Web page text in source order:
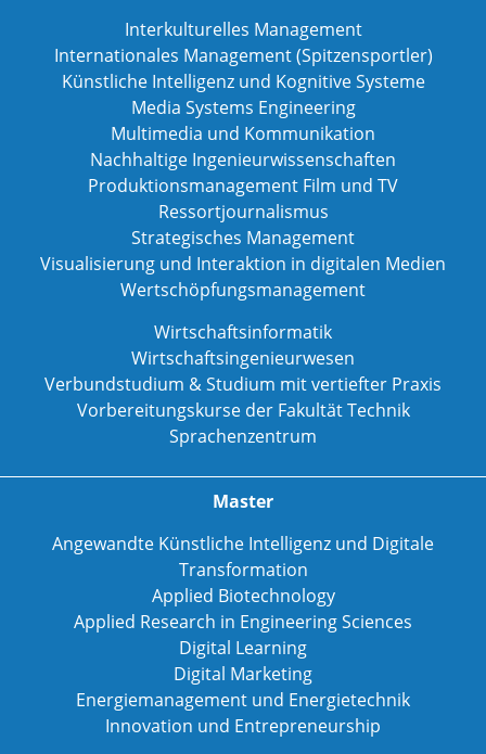
Interkulturelles Management
Internationales Management (Spitzensportler)
Künstliche Intelligenz und Kognitive Systeme
Media Systems Engineering
Multimedia und Kommunikation
Nachhaltige Ingenieurwissenschaften
Produktionsmanagement Film und TV
Ressortjournalismus
Strategisches Management
Visualisierung und Interaktion in digitalen Medien
Wertschöpfungsmanagement
Wirtschaftsinformatik
Wirtschaftsingenieurwesen
Verbundstudium & Studium mit vertiefter Praxis
Vorbereitungskurse der Fakultät Technik
Sprachenzentrum
Master
Angewandte Künstliche Intelligenz und Digitale
Transformation
Applied Biotechnology
Applied Research in Engineering Sciences
Digital Learning
Digital Marketing
Energiemanagement und Energietechnik
Innovation und Entrepreneurship